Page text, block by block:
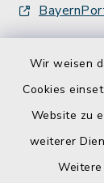
Wir weisen
Cookies
Website zu
weiterer